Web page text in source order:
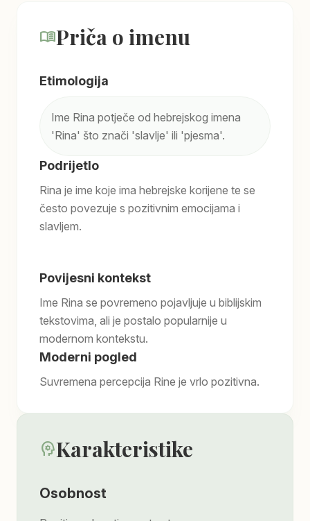
menu_bookPriča o imenu
Etimologija
Ime Rina potječe od hebrejskog imena
'Rina' što znači 'slavlje' ili 'pjesma'.
Podrijetlo
Rina je ime koje ima hebrejske korijene te se
često povezuje s pozitivnim emocijama i
slavljem.
Povijesni kontekst
Ime Rina se povremeno pojavljuje u biblijskim
tekstovima, ali je postalo popularnije u
modernom kontekstu.
Moderni pogled
Suvremena percepcija Rine je vrlo pozitivna.
psychologyKarakteristike
Osobnost